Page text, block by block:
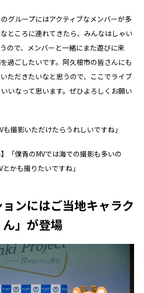
のグループにはアクティブなメンバーが多
ところに連れてきたら、みんなはしゃい
ので、メンバーと一緒にまた遊びに来
過ごしたいです。阿久根市の皆さんにも
ただきたいなと思うので、ここでライブ
いなって思います。ぜひよろしくお願い
も撮影いただけたらうれしいですね」
】「僕青のMVでは海での撮影も多いの
かも撮りたいですね」
ンにはご当地キャラク
」が登場